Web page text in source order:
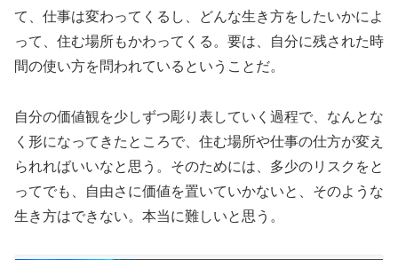
て、仕事は変わってくるし、どんな生き方をしたいかによ
って、住む場所もかわってくる。要は、自分に残された時
間の使い方を問われているということだ。
自分の価値観を少しずつ彫り表していく過程で、なんとな
く形になってきたところで、住む場所や仕事の仕方が変え
られればいいなと思う。そのためには、多少のリスクをと
ってでも、自由さに価値を置いていかないと、そのような
生き方はできない。本当に難しいと思う。